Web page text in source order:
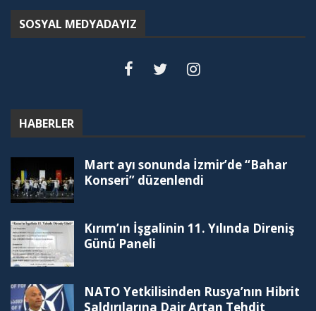
SOSYAL MEDYADAYIZ
HABERLER
Mart ayı sonunda İzmir’de “Bahar
Konseri” düzenlendi
Kırım’ın İşgalinin 11. Yılında Direniş
Günü Paneli
NATO Yetkilisinden Rusya’nın Hibrit
Saldırılarına Dair Artan Tehdit